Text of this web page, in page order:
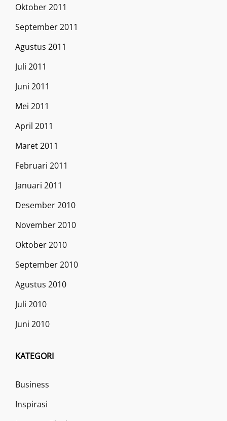
Oktober 2011
September 2011
Agustus 2011
Juli 2011
Juni 2011
Mei 2011
April 2011
Maret 2011
Februari 2011
Januari 2011
Desember 2010
November 2010
Oktober 2010
September 2010
Agustus 2010
Juli 2010
Juni 2010
KATEGORI
Business
Inspirasi